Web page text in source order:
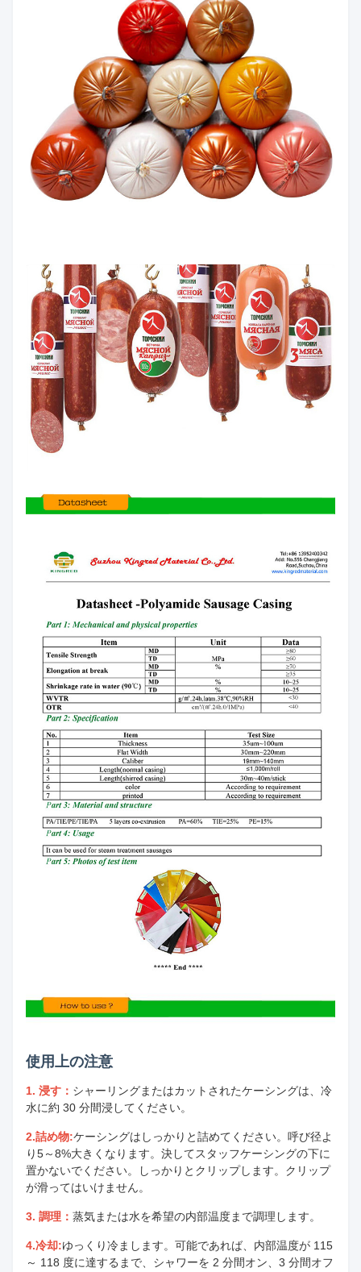
使用上の注意
1. 浸す： シャーリングまたはカットされたケーシングは、冷
水に約 30 分間浸してください。
2.詰め物:ケーシングはしっかりと詰めてください。呼び径よ
り5～8%大きくなります。決してスタッフケーシングの下に
置かないでください。しっかりとクリップします。クリップ
が滑ってはいけません。
3. 調理： 蒸気または水を希望の内部温度まで調理します。
4.冷却:ゆっくり冷まします。可能であれば、内部温度が 115
～ 118 度に達するまで、シャワーを 2 分間オン、3 分間オフ